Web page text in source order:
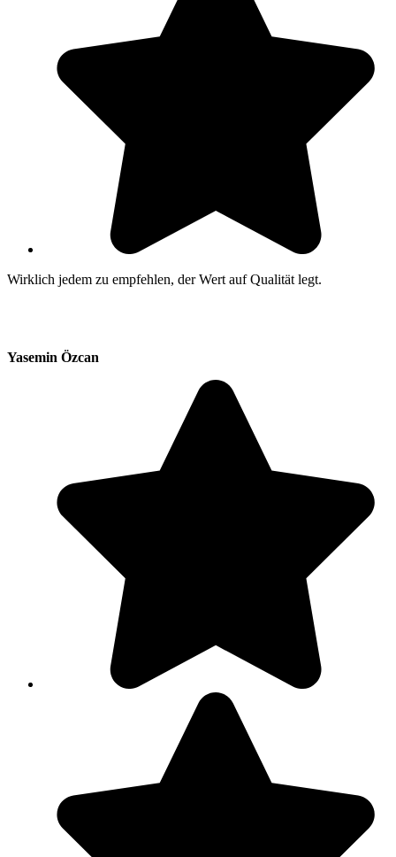
Wirklich jedem zu empfehlen, der Wert auf Qualität legt.
Yasemin Özcan